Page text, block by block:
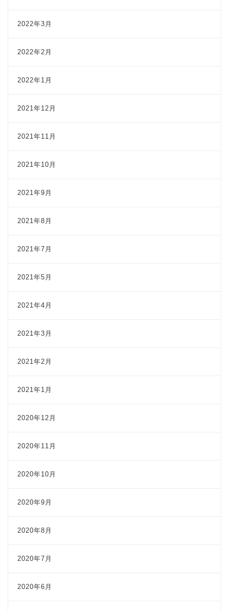
2022年3月
2022年2月
2022年1月
2021年12月
2021年11月
2021年10月
2021年9月
2021年8月
2021年7月
2021年5月
2021年4月
2021年3月
2021年2月
2021年1月
2020年12月
2020年11月
2020年10月
2020年9月
2020年8月
2020年7月
2020年6月